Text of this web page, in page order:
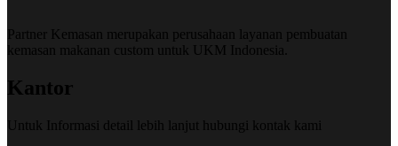
Partner Kemasan merupakan perusahaan layanan pembuatan
kemasan makanan custom untuk UKM Indonesia.
Kantor
Untuk Informasi detail lebih lanjut hubungi kontak kami